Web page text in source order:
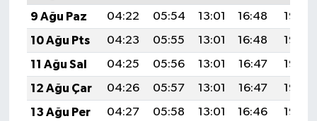
9 Ağu Paz
04:22 05:54 13:01 16:48
19:58
10 Ağu Pts
04:23 05:55 13:01 16:48
19:57
11 Ağu Sal
04:25 05:56 13:01 16:47
19:56
12 Ağu Çar
04:26 05:57 13:01 16:47
19:55
13 Ağu Per
04:27 05:58 13:01 16:46
19:53